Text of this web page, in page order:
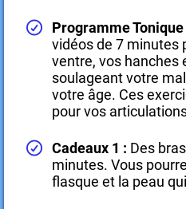
Programme
vidéos de 7 minutes
ventre, vos hanches
soulageant votre
votre âge. Ces
pour vos
Cadeaux 1 : Des
minutes. Vous
flasque et la peau